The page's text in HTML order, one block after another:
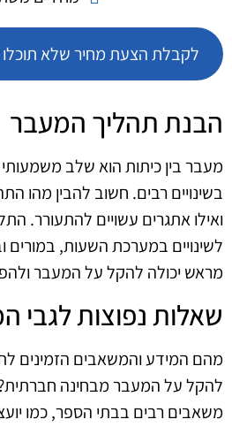
לקבלת הצעת מחיר שלא תוכלו
הבנת תהליך המעבר
מעבר בין כיתות הוא שלב
בשינויים רבים. חשוב להבין מהו
ואילו אתגרים עשויים להתעורר.
לשינויים במערכת השעות, במורים
מראש יכולה להקל על המעבר
שאלות נפוצות לגבי
מהם המידע והמשאבים הזמינים
להקל על המעבר מבחינה
משאבים רבים בבתי הספר, כמו